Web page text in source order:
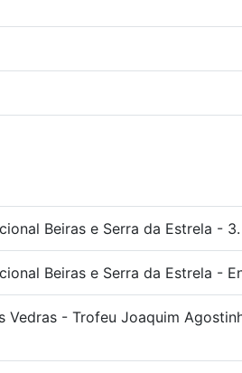
Beiras e Serra da Estrela -
Beiras e Serra da Estrela -
Vedras - Trofeu Joaquim